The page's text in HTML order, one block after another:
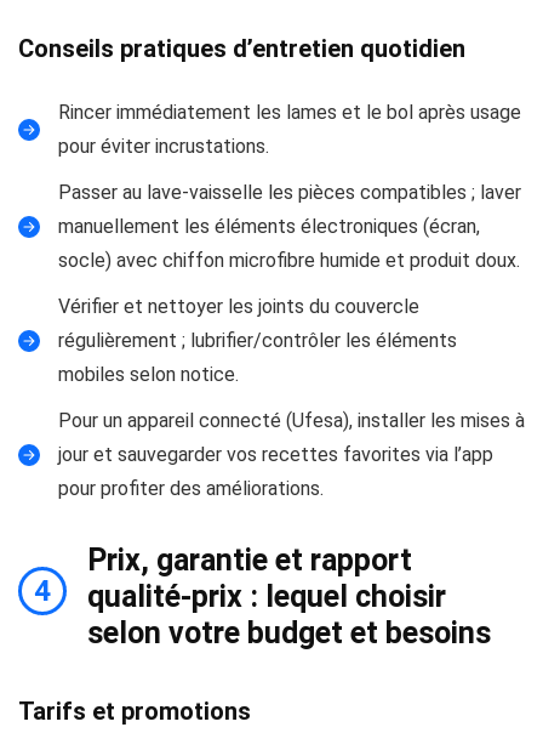
Conseils pratiques d’entretien quotidien
Rincer immédiatement les lames et le bol après usage
pour éviter incrustations.
Passer au lave‑vaisselle les pièces compatibles ; laver
manuellement les éléments électroniques (écran,
socle) avec chiffon microfibre humide et produit doux.
Vérifier et nettoyer les joints du couvercle
régulièrement ; lubrifier/contrôler les éléments
mobiles selon notice.
Pour un appareil connecté (Ufesa), installer les mises à
jour et sauvegarder vos recettes favorites via l’app
pour profiter des améliorations.
4
Prix, garantie et rapport
qualité‑prix : lequel choisir
selon votre budget et besoins
Tarifs et promotions